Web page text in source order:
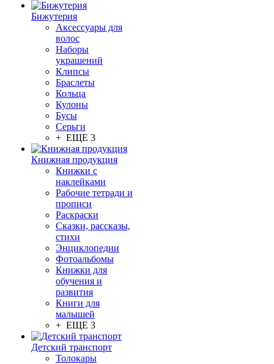
Бижутерия
Аксессуары для
волос
Наборы
украшений
Клипсы
Браслеты
Кольца
Кулоны
Бусы
Серьги
+ ЕЩЕ 3
Книжная продукция
Книжки с
наклейками
Рабочие тетради и
прописи
Раскраски
Сказки, рассказы,
стихи
Энциклопедии
Фотоальбомы
Книжки для
обучения и
развития
Книги для
малышей
+ ЕЩЕ 3
Детский транспорт
Толокары